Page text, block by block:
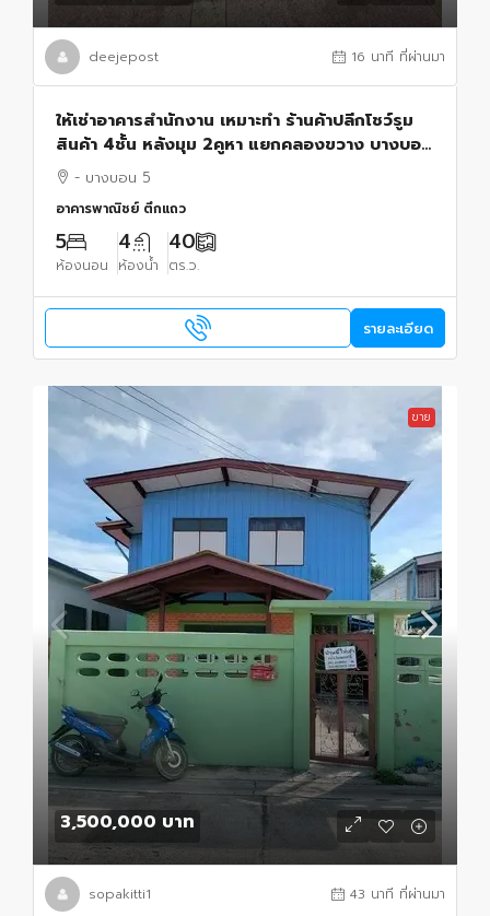
deejepost 16 นาที ที่ผ่านมา
ให้เช่าอาคารสำนักงาน เหมาะทำ ร้านค้าปลีกโชว์รูม
สินค้า 4ชั้น หลังมุม 2คูหา แยกคลองขวาง บางบอน
5 - บางบอน 5
อาคารพาณิชย์ ตึกแถว
5
ห้องนอน
4
ห้องน้ำ
40
ตร.ว.
รายละเอียด
ขาย
3,500,000 บาท
sopakitti1 43 นาที ที่ผ่านมา